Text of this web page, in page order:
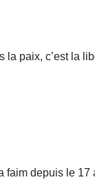
la paix, c’est la
faim depuis le